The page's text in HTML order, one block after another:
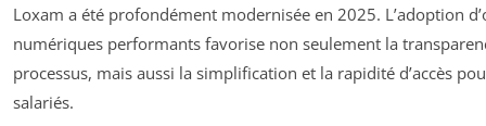
Loxam a été profondément modernisée en 2025. L’adoption
numériques performants favorise non seulement la
processus, mais aussi la simplification et la rapidité d’accès
salariés.